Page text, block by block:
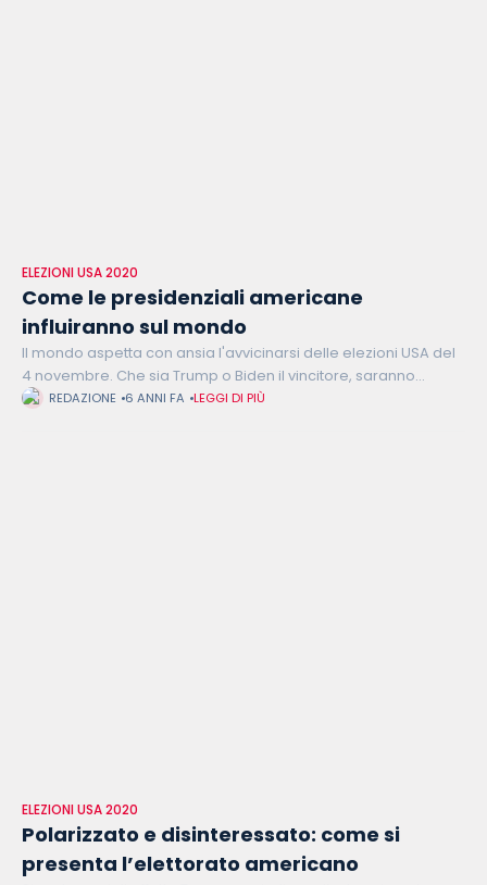
ELEZIONI USA 2020
Come le presidenziali americane
influiranno sul mondo
Il mondo aspetta con ansia l'avvicinarsi delle elezioni USA del
4 novembre. Che sia Trump o Biden il vincitore, saranno
tantissimi i dossier che la futura amministrazione americana
REDAZIONE 6 ANNI FA LEGGI DI PIÙ
ELEZIONI USA 2020
Polarizzato e disinteressato: come si
presenta l’elettorato americano